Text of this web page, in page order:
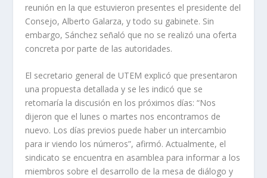
reunión en la que estuvieron presentes el presidente del
Consejo, Alberto Galarza, y todo su gabinete. Sin
embargo, Sánchez señaló que no se realizó una oferta
concreta por parte de las autoridades.
El secretario general de UTEM explicó que presentaron
una propuesta detallada y se les indicó que se
retomaría la discusión en los próximos días: “Nos
dijeron que el lunes o martes nos encontramos de
nuevo. Los días previos puede haber un intercambio
para ir viendo los números”, afirmó. Actualmente, el
sindicato se encuentra en asamblea para informar a los
miembros sobre el desarrollo de la mesa de diálogo y